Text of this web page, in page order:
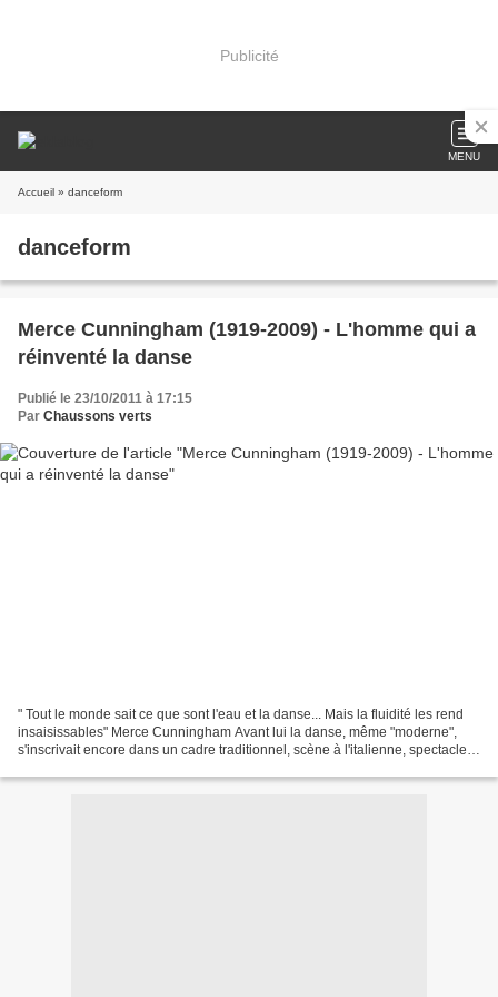
Publicité
MENU
Accueil » danceform
danceform
Merce Cunningham (1919-2009) - L'homme qui a
réinventé la danse
Publié le 23/10/2011 à 17:15
Par Chaussons verts
" Tout le monde sait ce que sont l'eau et la danse... Mais la fluidité les rend
insaisissables" Merce Cunningham Avant lui la danse, même "moderne",
s'inscrivait encore dans un cadre traditionnel, scène à l'italienne, spectacle